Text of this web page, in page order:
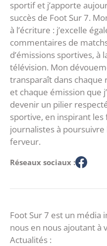
sportif et j’apporte
succès de Foot Sur 7.
à l’écriture : j’excelle
commentaires de
d’émissions sportives, à
télévision. Mon
transparaît dans chaque
et chaque émission que
devenir un pilier
sportive, en inspirant les
journalistes à poursuivre
ferveur.
Réseaux sociaux :
Foot Sur 7 est un média
nous en nous ajoutant à
Actualités :